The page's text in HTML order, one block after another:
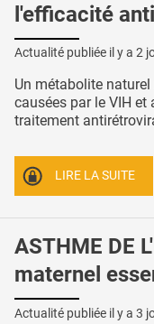
l'efficacité
Actualité publiée il y a 2
Un métabolite
causées par le VIH
traitement
LIRE LA SUITE
ASTHME DE
maternel
Actualité publiée il y a 3